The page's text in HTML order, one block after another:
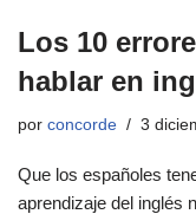
Los 10
hablar en
por concorde 3
Que los españoles
aprendizaje del inglés